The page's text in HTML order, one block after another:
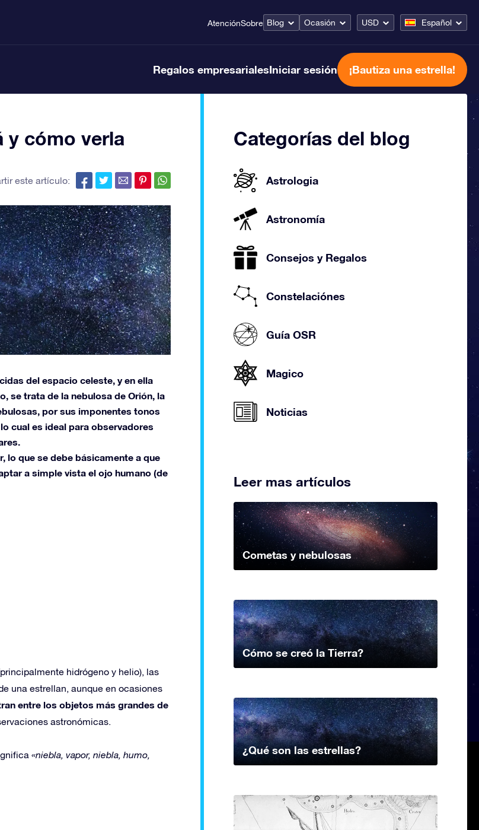
AtenciónSobre Blog Ocasión USD Español
Regalos empresarialesIniciar sesión ¡Bautiza una estrella!
y cómo verla
este artículo:
del espacio celeste, y en ella
se trata de la nebulosa de Orión, la
por sus imponentes tonos
cual es ideal para observadores
lo que se debe básicamente a que
a simple vista el ojo humano (de
hidrógeno y helio), las
una estrellan, aunque en ocasiones
entre los objetos más grandes de
astronómicas.
«niebla, vapor, niebla, humo,
Categorías del blog
Astrologia
Astronomía
Consejos y Regalos
Constelaciónes
Guía OSR
Magico
Noticias
Leer mas artículos
Cometas y nebulosas
Cómo se creó la Tierra?
¿Qué son las estrellas?